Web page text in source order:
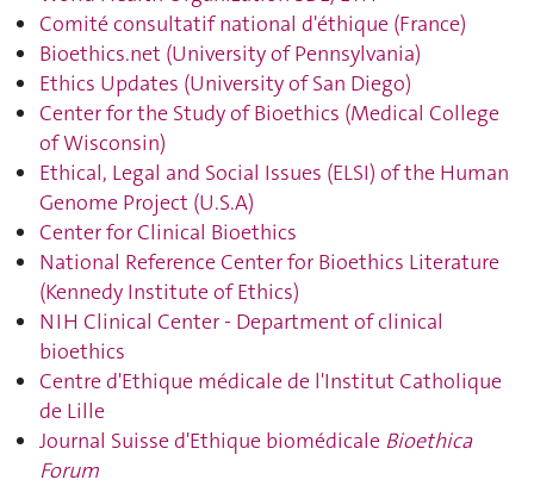
Comité consultatif national d'éthique (France)
Bioethics.net (University of Pennsylvania)
Ethics Updates (University of San Diego)
Center for the Study of Bioethics (Medical College
of Wisconsin)
Ethical, Legal and Social Issues (ELSI) of the Human
Genome Project (U.S.A)
Center for Clinical Bioethics
National Reference Center for Bioethics Literature
(Kennedy Institute of Ethics)
NIH Clinical Center - Department of clinical
bioethics
Centre d'Ethique médicale de l'Institut Catholique
de Lille
Journal Suisse d'Ethique biomédicale Bioethica
Forum